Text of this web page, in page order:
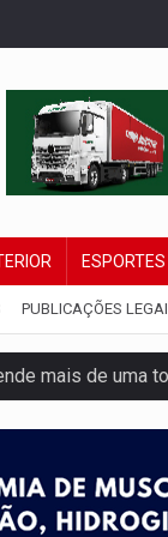
ESPORTES
PUBLICAÇÕES
mais de uma
Confira os
é filmado
Nova Mamoré